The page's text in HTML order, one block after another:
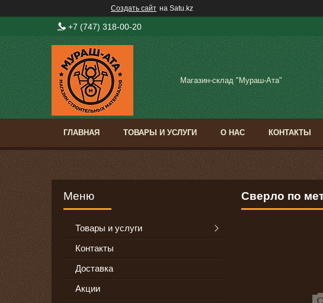
Создать сайт на Satu.kz
+7 (747) 318-00-20
Магазин-склад "Мураш-Ата"
ГЛАВНАЯ ТОВАРЫ И УСЛУГИ О НАС КОНТАКТЫ
Сверло по
Товары и услуги
Контакты
Доставка
Акции